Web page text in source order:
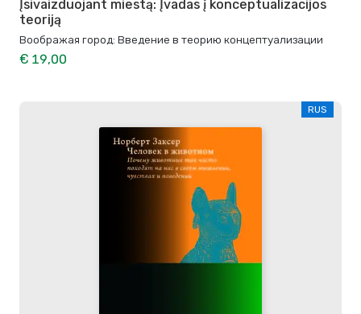
Įsivaizduojant miestą: Įvadas į konceptualizacijos
teoriją
Воображая город: Введение в теорию концептуализации
€ 19,00
RUS